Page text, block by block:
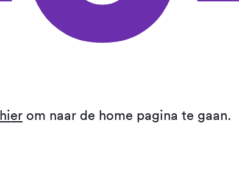
hier om naar de home pagina te gaan.